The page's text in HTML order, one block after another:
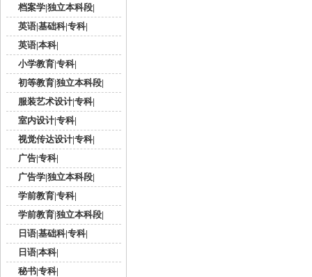
档案学|独立本科段|
英语|基础科|专科|
英语|本科|
小学教育|专科|
初等教育|独立本科段|
服装艺术设计|专科|
室内设计|专科|
视觉传达设计|专科|
广告|专科|
广告学|独立本科段|
学前教育|专科|
学前教育|独立本科段|
日语|基础科|专科|
日语|本科|
秘书|专科|